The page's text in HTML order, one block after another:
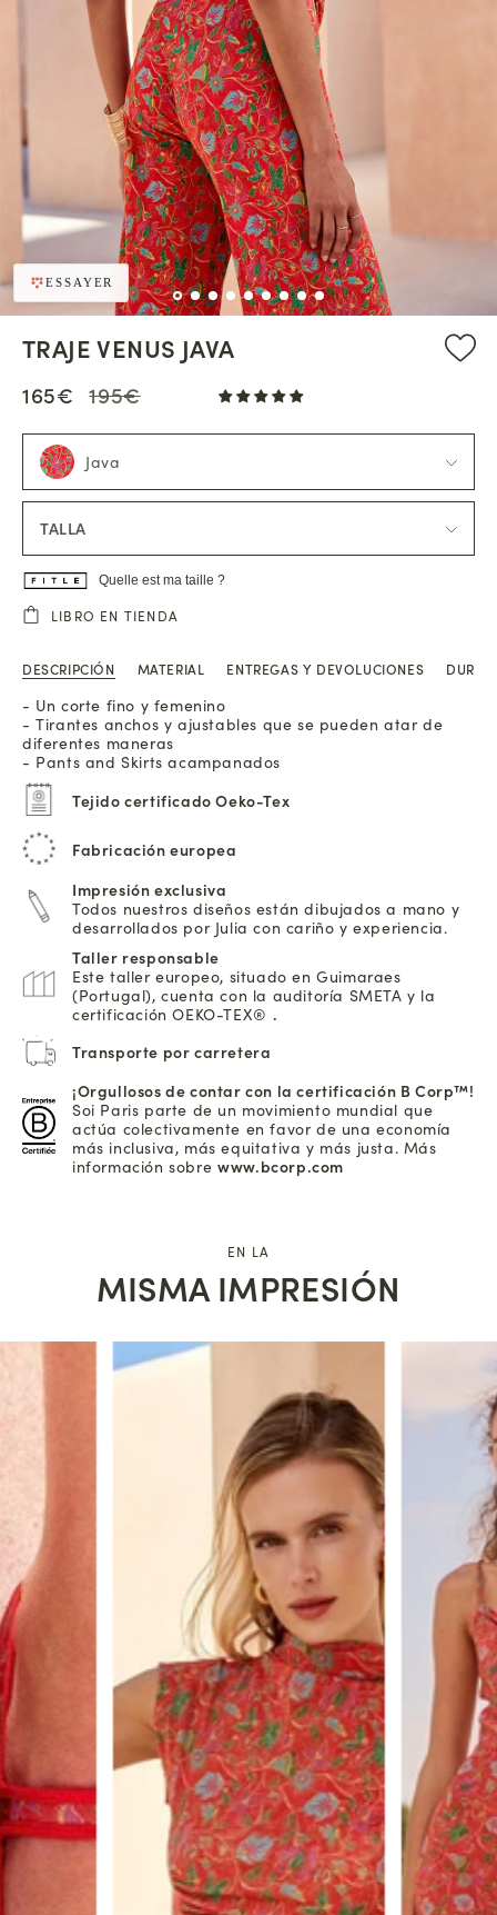
ESSAYER
TRAJE VENUS JAVA
165€ 195€
Java
TALLA
Quelle est ma taille ?
LIBRO EN TIENDA
DESCRIPCIÓN MATERIAL ENTREGAS Y DEVOLUCIONES
- Un corte fino y femenino
- Tirantes anchos y ajustables que se pueden atar de
diferentes maneras
- Pants and Skirts acampanados
Tejido certificado Oeko-Tex
Fabricación europea
Impresión exclusiva
Todos nuestros diseños están dibujados a mano y
desarrollados por Julia con cariño y experiencia.
Taller responsable
Este taller europeo, situado en Guimaraes
(Portugal), cuenta con la auditoría SMETA y la
certificación OEKO-TEX® .
Transporte por carretera
¡Orgullosos de contar con la certificación B Corp™!
Soi Paris parte de un movimiento mundial que
actúa colectivamente en favor de una economía
más inclusiva, más equitativa y más justa. Más
información sobre www.bcorp.com
EN LA
MISMA IMPRESIÓN